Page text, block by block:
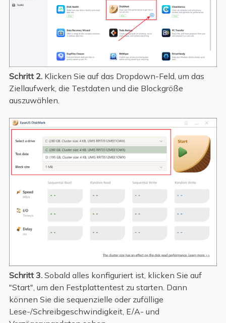
Schritt 2. Klicken Sie auf das Dropdown-Feld, um das
Ziellaufwerk, die Testdaten und die Blockgröße
auszuwählen.
Schritt 3. Sobald alles konfiguriert ist, klicken Sie auf
"Start", um den Festplattentest zu starten. Dann
können Sie die sequenzielle oder zufällige
Lese-/Schreibgeschwindigkeit, E/A- und